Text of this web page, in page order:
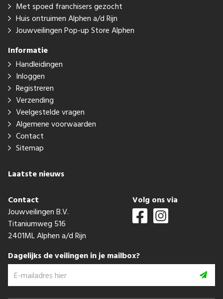
Met spoed franchisers gezocht
Huis ontruimen Alphen a/d Rijn
Jouwveilingen Pop-up Store Alphen
Informatie
Handleidingen
Inloggen
Registreren
Verzending
Veelgestelde vragen
Algemene voorwaarden
Contact
Sitemap
Laatste nieuws
Contact
Jouwveilingen B.V.
Titaniumweg 516
2401ML Alphen a/d Rijn
Volg ons via
Dagelijks de veilingen in je mailbox?